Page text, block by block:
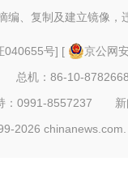
歌声飘过盖
编、复制及建立镜像，
040655号] [
京公网
总机：86-10-
：0991-8557237
2026